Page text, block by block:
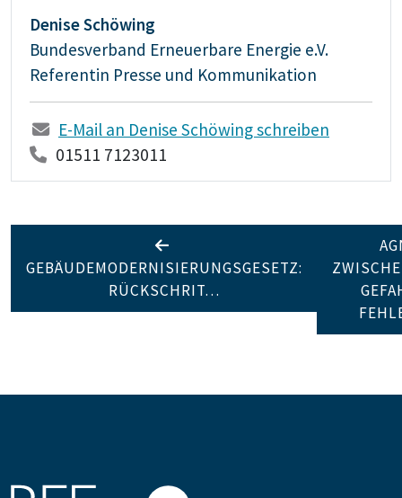
Denise Schöwing
Bundesverband Erneuerbare Energie e.V.
Referentin Presse und Kommunikation
E-Mail an Denise Schöwing schreiben
01511 7123011
GEBÄUDEMODERNISIERUNGSGESETZ:
RÜCKSCHRIT…